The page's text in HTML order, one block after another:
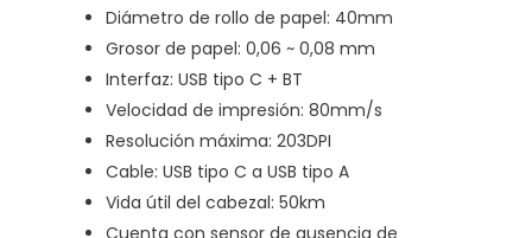
Diámetro de rollo de papel: 40mm
Grosor de papel: 0,06 ~ 0,08 mm
Interfaz: USB tipo C + BT
Velocidad de impresión: 80mm/s
Resolución máxima: 203DPI
Cable: USB tipo C a USB tipo A
Vida útil del cabezal: 50km
Cuenta con sensor de ausencia de